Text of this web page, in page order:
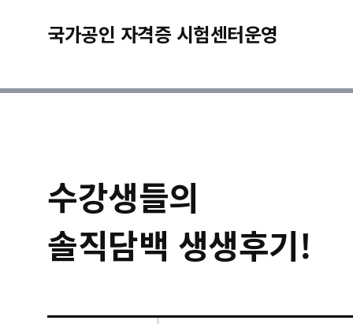
국가공인 자격증 시험센터운영
수강생들의
솔직담백 생생후기!